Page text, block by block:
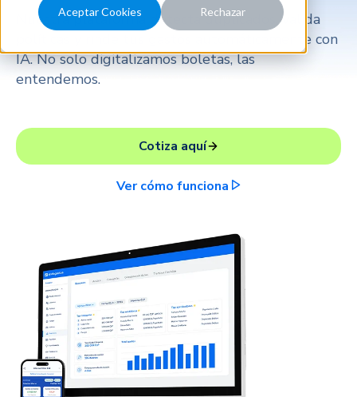
Aceptar Cookies Rechazar
Nuestra plataforma detecta duplicados, valida
políticas y rinde tus gastos automáticamente con
IA. No solo digitalizamos boletas, las
entendemos.
Cotiza aquí
Ver cómo funciona